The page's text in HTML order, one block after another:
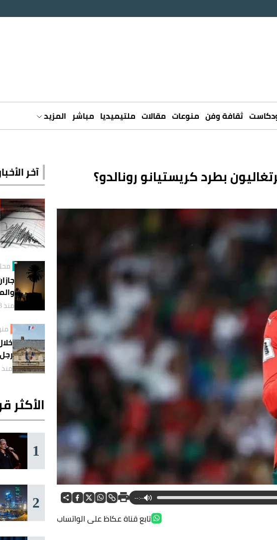
ثقافة وفن منوعات مقالات ملتيميديا مباشر المزيد
بطرد كريستيانو رونالدو؟
--:--
تابع قناة عكاظ على الواتساب
آخر
منذ 28 دقيقة
الأكثر
1
2